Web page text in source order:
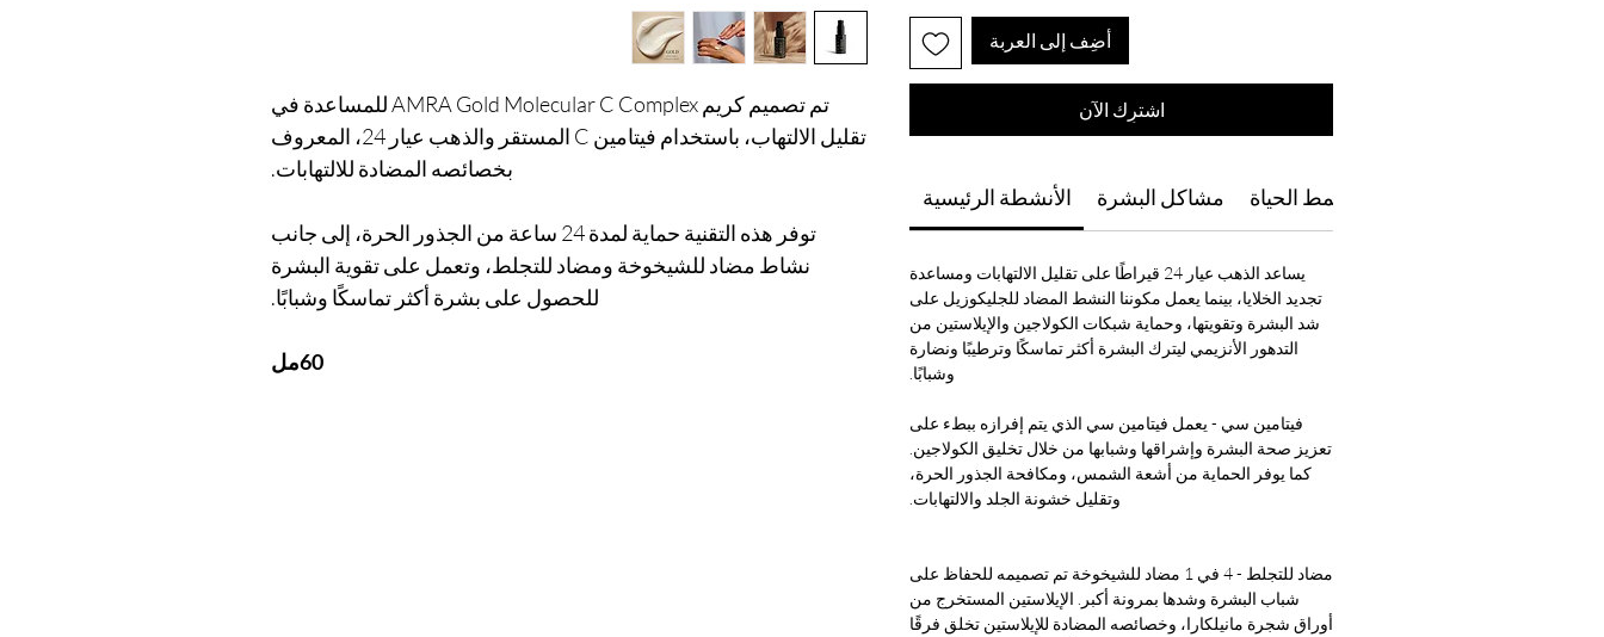
تم تصميم كريم AMRA Gold Molecular C Complex للمساعدة في
تقليل الالتهاب، باستخدام فيتامين C المستقر والذهب عيار 24، المعروف
بخصائصه المضادة للالتهابات.
توفر هذه التقنية حماية لمدة 24 ساعة من الجذور الحرة، إلى جانب
نشاط مضاد للشيخوخة ومضاد للتجلط، وتعمل على تقوية البشرة
للحصول على بشرة أكثر تماسكًا وشبابًا.
60مل
أضِف إلى العربة
اشترِك الآن
الأنشطة الرئيسية مشاكل البشرة نمط الحياة
يساعد الذهب عيار 24 قيراطًا على تقليل الالتهابات ومساعدة
تجديد الخلايا، بينما يعمل مكوننا النشط المضاد للجليكوزيل على
شد البشرة وتقويتها، وحماية شبكات الكولاجين والإيلاستين من
التدهور الأنزيمي ليترك البشرة أكثر تماسكًا وترطيبًا ونضارة
وشبابًا.
فيتامين سي - يعمل فيتامين سي الذي يتم إفرازه ببطء على
تعزيز صحة البشرة وإشراقها وشبابها من خلال تخليق الكولاجين.
كما يوفر الحماية من أشعة الشمس، ومكافحة الجذور الحرة،
وتقليل خشونة الجلد والالتهابات.
مضاد للتجلط - 4 في 1 مضاد للشيخوخة تم تصميمه للحفاظ على
شباب البشرة وشدها بمرونة أكبر. الإيلاستين المستخرج من
أوراق شجرة مانيلكارا، وخصائصه المضادة للإيلاستين تخلق فرقًا